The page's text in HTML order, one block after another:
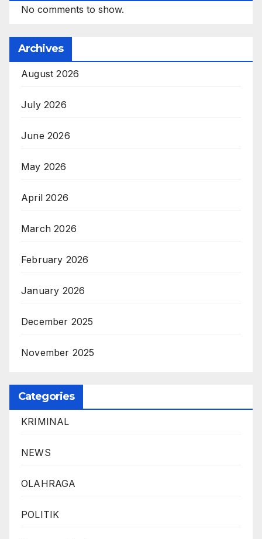
No comments to show.
Archives
August 2026
July 2026
June 2026
May 2026
April 2026
March 2026
February 2026
January 2026
December 2025
November 2025
Categories
KRIMINAL
NEWS
OLAHRAGA
POLITIK